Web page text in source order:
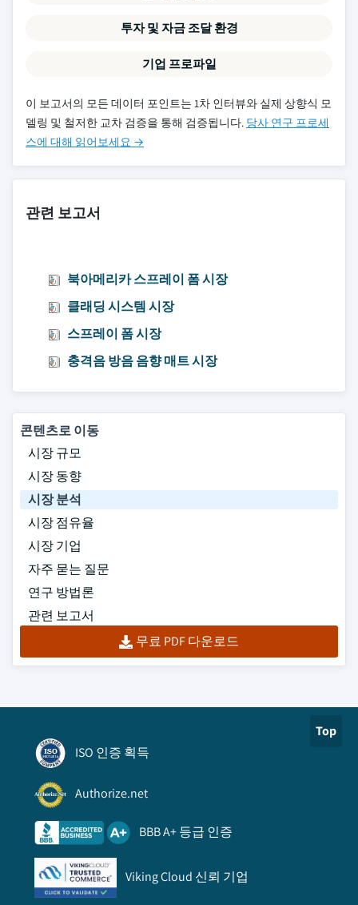
투자 및 자금 조달 환경
기업 프로파일
이 보고서의 모든 데이터 포인트는 1차 인터뷰와 실제 상향식 모
델링 및 철저한 교차 검증을 통해 검증됩니다. 당사 연구 프로세
스에 대해 읽어보세요 →
관련 보고서
북아메리카 스프레이 폼 시장
클래딩 시스템 시장
스프레이 폼 시장
충격음 방음 음향 매트 시장
콘텐츠로 이동
시장 규모
시장 동향
시장 분석
시장 점유율
시장 기업
자주 묻는 질문
연구 방법론
관련 보고서
무료 PDF 다운로드
Top
ISO 인증 획득
Authorize.net
BBB A+ 등급 인증
Viking Cloud 신뢰 기업